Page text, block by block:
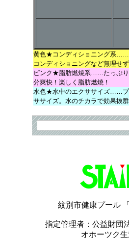
黄色★コンディショニング系……
コンディショニングなど無理せず
ピンク★脂肪燃焼系……たっぷり
分爽快！楽しく脂肪燃焼！
水色★水中のエクササイズ……プ
ササイズ。水のチカラで効果抜群
紋別市健康プール
指定管理者：公
オホーツク